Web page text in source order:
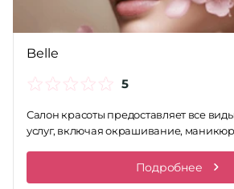
Belle
5
Салон красоты предоставляет все
услуг, включая окрашивание,
Подробнее